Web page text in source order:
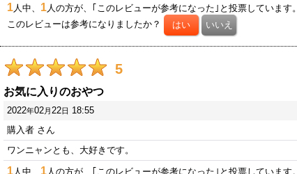
1人中、 1人の方が、｢このレビューが参考になった｣と投票しています。
このレビューは参考になりましたか？
5
お気に入りのおやつ
2022年02月22日 18:55
購入者 さん
ワンニャンとも、大好きです。
1 人中、 1 人の方が、｢このレビューが参考になった｣と投票しています。